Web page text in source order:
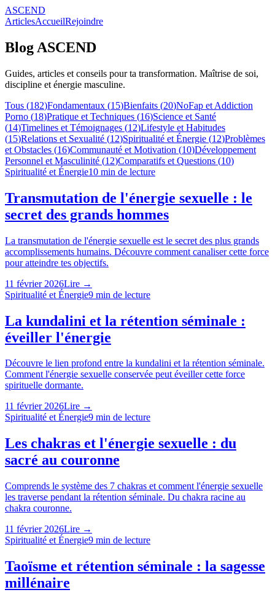
ASCEND
ArticlesAccueilRejoindre
Blog ASCEND
Guides, articles et conseils pour ta transformation. Maîtrise de soi,
discipline et énergie masculine.
Tous (182)Fondamentaux (15)Bienfaits (20)NoFap et Addiction
Porno (18)Pratique et Techniques (16)Science et Santé
(14)Timelines et Témoignages (12)Lifestyle et Habitudes
(15)Relations et Sexualité (12)Spiritualité et Énergie (12)Problèmes
et Obstacles (16)Communauté et Motivation (10)Développement
Personnel et Masculinité (12)Comparatifs et Questions (10)
Spiritualité et Énergie10 min de lecture
Transmutation de l'énergie sexuelle : le
secret des grands hommes
La transmutation de l'énergie sexuelle est le secret des plus grands
accomplissements humains. Découvre comment canaliser cette force
pour atteindre tes objectifs.
11 février 2026Lire →
Spiritualité et Énergie9 min de lecture
La kundalini et la rétention séminale :
éveiller l'énergie
Découvre le lien profond entre la kundalini et la rétention séminale.
Comment l'énergie sexuelle conservée peut éveiller cette force
spirituelle dormante.
11 février 2026Lire →
Spiritualité et Énergie9 min de lecture
Les chakras et l'énergie sexuelle : du
sacré au couronne
Comprends le système des 7 chakras et comment l'énergie sexuelle
les traverse pendant la rétention séminale. Du chakra racine au
chakra couronne.
11 février 2026Lire →
Spiritualité et Énergie9 min de lecture
Taoïsme et rétention séminale : la sagesse
millénaire